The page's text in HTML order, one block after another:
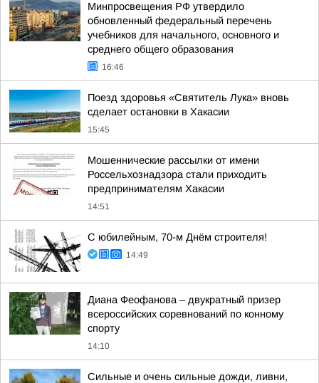
Минпросвещения РФ утвердило
обновленный федеральный перечень
учебников для начального, основного и
среднего общего образования
16:46
Поезд здоровья «Святитель Лука» вновь
сделает остановки в Хакасии
15:45
Мошеннические рассылки от имени
Россельхознадзора стали приходить
предпринимателям Хакасии
14:51
С юбилейным, 70-м Днём строителя!
14:49
Диана Феофанова – двукратный призер
всероссийских соревнований по конному
спорту
14:10
Сильные и очень сильные дожди, ливни,